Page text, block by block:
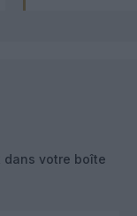
dans votre boîte